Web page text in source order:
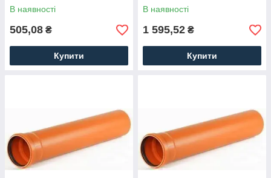
В наявності
505,08 ₴
Купити
В наявності
1 595,52 ₴
Купити